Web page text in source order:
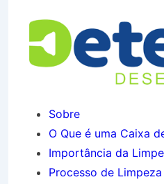
Sobre
O Que é uma Caixa
Importância da
Processo de